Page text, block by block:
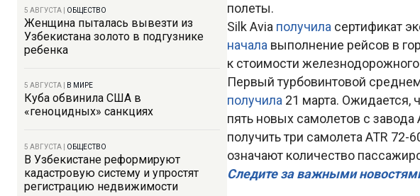
5 АВГУСТА ОБЩЕСТВО
Женщина пыталась вывезти из
Узбекистана золото в подгузнике
ребенка
5 АВГУСТА В МИРЕ
Куба обвинила США в
«геноцидных» санкциях
5 АВГУСТА ОБЩЕСТВО
В Узбекистане реформируют
кадастровую систему и упростят
регистрацию недвижимости
полеты.
Silk Avia получила сертификат
начала выполнение рейсов в
к стоимости железнодорожного
Первый турбовинтовой
получила 21 марта. Ожидается,
пять новых самолетов с
получить три самолета ATR
означают количество
Следите за важными